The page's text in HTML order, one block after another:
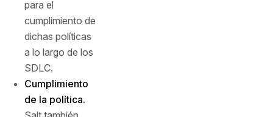
para el
cumplimiento de
dichas políticas
a lo largo de los
SDLC.
Cumplimiento
de la política.